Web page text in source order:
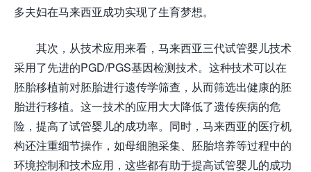
多夫妇在马来西亚成功实现了生育梦想。
其次，从技术应用来看，马来西亚三代试管婴儿技术
采用了先进的PGD/PGS基因检测技术。这种技术可以在
胚胎移植前对胚胎进行遗传学筛查，从而筛选出健康的胚
胎进行移植。这一技术的应用大大降低了遗传疾病的危
险，提高了试管婴儿的成功率。同时，马来西亚的医疗机
构还注重细节操作，如母细胞采集、胚胎培养等过程中的
环境控制和技术应用，这些都有助于提高试管婴儿的成功